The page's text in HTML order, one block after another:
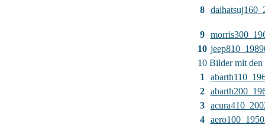
8
9
10
10 Bilder mit
1
2
3
4